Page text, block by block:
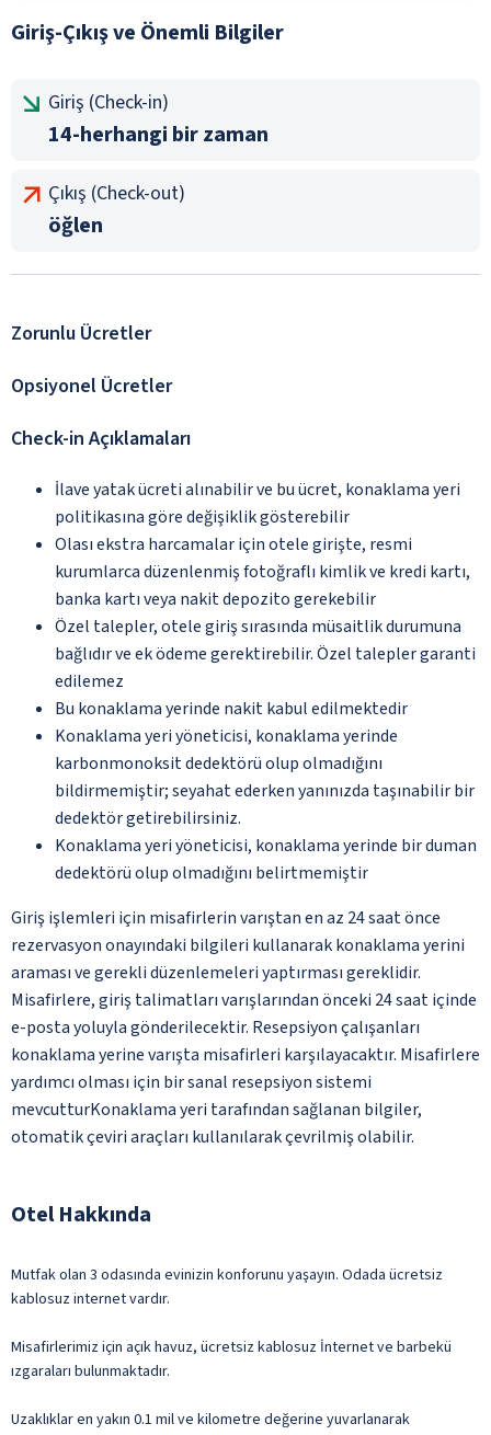
Giriş-Çıkış ve Önemli Bilgiler
Giriş (Check-in)
14-herhangi bir zaman
Çıkış (Check-out)
öğlen
Zorunlu Ücretler
Opsiyonel Ücretler
Check-in Açıklamaları
İlave yatak ücreti alınabilir ve bu ücret, konaklama yeri
politikasına göre değişiklik gösterebilir
Olası ekstra harcamalar için otele girişte, resmi
kurumlarca düzenlenmiş fotoğraflı kimlik ve kredi kartı,
banka kartı veya nakit depozito gerekebilir
Özel talepler, otele giriş sırasında müsaitlik durumuna
bağlıdır ve ek ödeme gerektirebilir. Özel talepler garanti
edilemez
Bu konaklama yerinde nakit kabul edilmektedir
Konaklama yeri yöneticisi, konaklama yerinde
karbonmonoksit dedektörü olup olmadığını
bildirmemiştir; seyahat ederken yanınızda taşınabilir bir
dedektör getirebilirsiniz.
Konaklama yeri yöneticisi, konaklama yerinde bir duman
dedektörü olup olmadığını belirtmemiştir
Giriş işlemleri için misafirlerin varıştan en az 24 saat önce
rezervasyon onayındaki bilgileri kullanarak konaklama yerini
araması ve gerekli düzenlemeleri yaptırması gereklidir.
Misafirlere, giriş talimatları varışlarından önceki 24 saat içinde
e-posta yoluyla gönderilecektir. Resepsiyon çalışanları
konaklama yerine varışta misafirleri karşılayacaktır. Misafirlere
yardımcı olması için bir sanal resepsiyon sistemi
mevcutturKonaklama yeri tarafından sağlanan bilgiler,
otomatik çeviri araçları kullanılarak çevrilmiş olabilir.
Otel Hakkında
Mutfak olan 3 odasında evinizin konforunu yaşayın. Odada ücretsiz
kablosuz internet vardır.
Misafirlerimiz için açık havuz, ücretsiz kablosuz İnternet ve barbekü
ızgaraları bulunmaktadır.
Uzaklıklar en yakın 0.1 mil ve kilometre değerine yuvarlanarak